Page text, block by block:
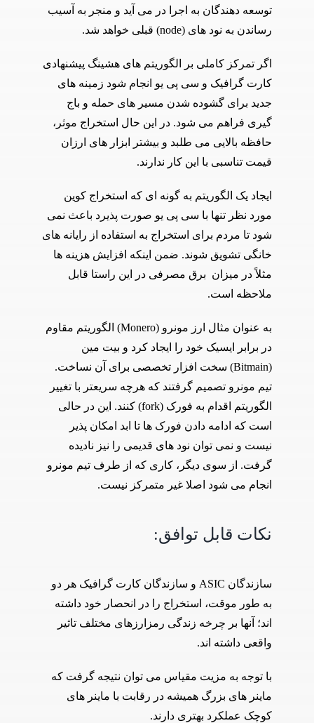
توسعه دهندگان به اجرا در می آید و منجر به آسیب
رساندن به نود های (node) قبلی خواهد شد.
اگر تمرکز کاملی بر الگوریتم های هشینگ پیشنهادی
کارت گرافیک و سی پی یو انجام شود زمینه های
جدید برای گشوده شدن مسیر های حمله و باج
گیری فراهم می شود. در این حال استخراج موثر،
حافظه بالایی می طلبد و بیشتر ابزار های ارزان
قیمت تناسبی با این کار ندارند.
ایجاد یک الگوریتم به گونه­ ای که استخراج کوین
مورد نظر تنها با سی پی یو صورت پذیرد باعث نمی
شود تا مردم برای استخراج به استفاده از رایانه های
خانگی تشویق شوند. ضمن اینکه افزایش هزینه ها
مثلاً در میزان برق مصرفی در این راستا قابل
ملاحظه است.
به عنوان مثال ارز مونرو (Monero) الگوریتم مقاوم
در برابر ایسیک خود را ایجاد کرد و بیت مین
(Bitmain) سخت افزار تخصصی برای آن نساخت.
تیم مونرو تصمیم گرفتند که هرچه سریعتر با تغییر
الگوریتم اقدام به فورک (fork) کنند. این در حالی
است که ادامه دادن فورک ها تا ابد امکان پذیر
نیست و نمی توان نود های قدیمی را نیز نادیده
گرفت. از سوی دیگر، کاری که از طرف تیم مونرو
انجام می شود اصلا غیر متمرکز نیست.
نکات قابل توافق:
سازندگان ASIC و سازندگان کارت گرافیک هر دو
به طور موقت، استخراج را در انحصار خود داشته
اند؛ آنها بر چرخه زندگی رمزارزهای مختلف تاثیر
واقعی داشته اند.
با توجه به مزیت مقیاس می توان نتیجه گرفت که
ماینر های بزرگ همیشه در رقابت با ماینر های
کوچک عملکرد بهتری دارند.